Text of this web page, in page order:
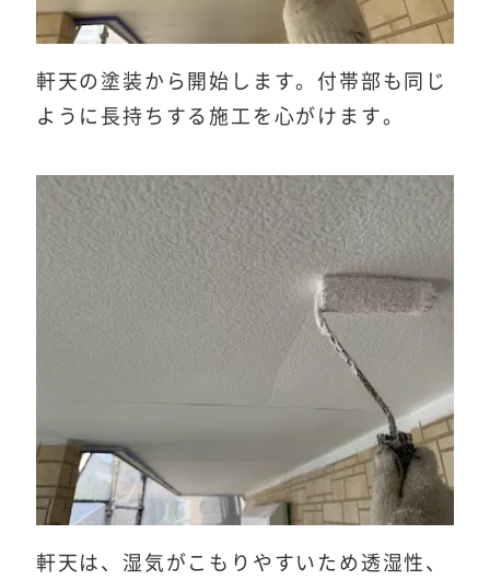
軒天の塗装から開始します。付帯部も同じ
ように長持ちする施工を心がけます。
軒天は、湿気がこもりやすいため透湿性、